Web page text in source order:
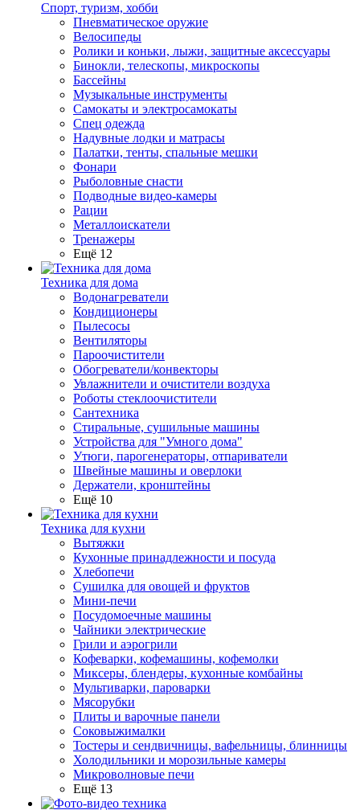
Спорт, туризм, хобби
Пневматическое оружие
Велосипеды
Ролики и коньки, лыжи, защитные аксессуары
Бинокли, телескопы, микроскопы
Бассейны
Музыкальные инструменты
Самокаты и электросамокаты
Спец одежда
Надувные лодки и матрасы
Палатки, тенты, спальные мешки
Фонари
Рыболовные снасти
Подводные видео-камеры
Рации
Металлоискатели
Тренажеры
Ещё 12
Техника для дома
Водонагреватели
Кондиционеры
Пылесосы
Вентиляторы
Пароочистители
Обогреватели/конвекторы
Увлажнители и очистители воздуха
Роботы стеклоочистители
Сантехника
Стиральные, сушильные машины
Устройства для "Умного дома"
Утюги, парогенераторы, отпариватели
Швейные машины и оверлоки
Держатели, кронштейны
Ещё 10
Техника для кухни
Вытяжки
Кухонные принадлежности и посуда
Хлебопечи
Сушилка для овощей и фруктов
Мини-печи
Посудомоечные машины
Чайники электрические
Грили и аэрогрили
Кофеварки, кофемашины, кофемолки
Миксеры, блендеры, кухонные комбайны
Мультиварки, пароварки
Мясорубки
Плиты и варочные панели
Соковыжималки
Тостеры и сендвичницы, вафельницы, блинницы
Холодильники и морозильные камеры
Микроволновые печи
Ещё 13